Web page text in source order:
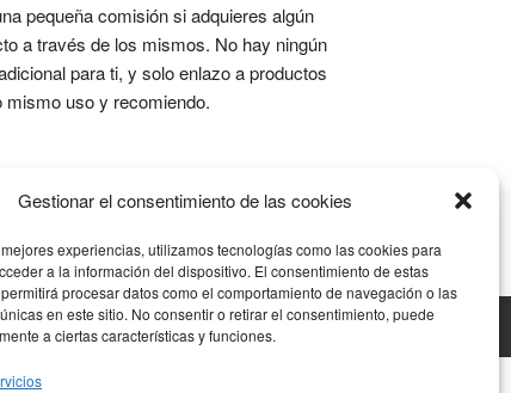
Gestionar el consentimiento de las cookies
experiencias, utilizamos tecnologías como las cookies para
a la información del dispositivo. El consentimiento de estas
procesar datos como el comportamiento de navegación o las
en este sitio. No consentir o retirar el consentimiento, puede
a ciertas características y funciones.
pequeña comisión si adquieres algún
a través de los mismos. No hay ningún
para ti, y solo enlazo a productos
mismo uso y recomiendo.